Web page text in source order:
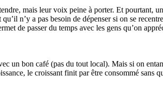
mais leur voix peine à porter. Et pourtant, un
n’y a pas besoin de dépenser si on se
de passer du temps avec les gens qu’on
un bon café (pas du tout local). Mais si on
le croissant finit par être consommé sans